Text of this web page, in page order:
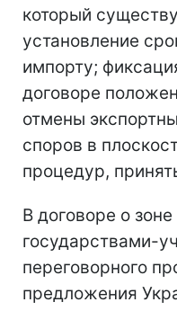
который
установление
импорту;
договоре
отмены
споров в
процедур,
В договоре о
государствами-
переговорного
предложения